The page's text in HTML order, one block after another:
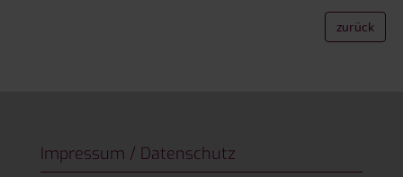
zurück
Impressum / Datenschutz